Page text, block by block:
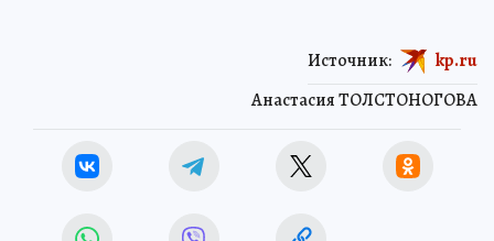
Анастасия ТОЛСТОНОГОВА
Источник: kp.ru